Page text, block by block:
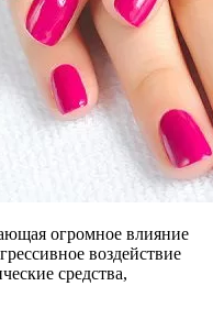
огромное влияние
воздействие
средства,